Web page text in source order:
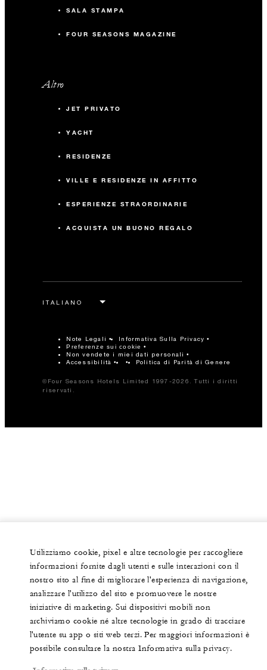
SALA STAMPA
FOUR SEASONS MAGAZINE
Altro
JET PRIVATO
YACHT
RESIDENZE
VILLE E RESIDENZE IN AFFITTO
ESPERIENZE STRAORDINARIE
ACQUISTA UN BUONO REGALO
Note Legali Informativa Sulla Privacy
Preferenze sui cookie
Non vendete i miei dati personali
Accessibilità
Politica di Parità di Genere
©Four Seasons Hotels Limited 1997-2026. Tutti i diritti
riservati.
Utilizziamo cookie, pixel e altre tecnologie per raccogliere
informazioni fornite dagli utenti e sulle interazioni con il
nostro sito al fine di migliorare l'esperienza di navigazione,
analizzare l'utilizzo del sito e promuovere le nostre
iniziative di marketing. Sui dispositivi mobili non
archiviamo cookie né altre tecnologie in grado di tracciare
l'utente su app o siti web terzi. Per maggiori informazioni è
possibile consultare la nostra Informativa sulla privacy.